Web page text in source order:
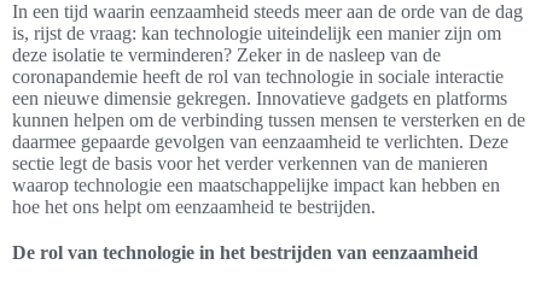
In een tijd waarin eenzaamheid steeds meer aan de orde van de dag
is, rijst de vraag: kan technologie uiteindelijk een manier zijn om
deze isolatie te verminderen? Zeker in de nasleep van de
coronapandemie heeft de rol van technologie in sociale interactie
een nieuwe dimensie gekregen. Innovatieve gadgets en platforms
kunnen helpen om de verbinding tussen mensen te versterken en de
daarmee gepaarde gevolgen van eenzaamheid te verlichten. Deze
sectie legt de basis voor het verder verkennen van de manieren
waarop technologie een maatschappelijke impact kan hebben en
hoe het ons helpt om eenzaamheid te bestrijden.
De rol van technologie in het bestrijden van eenzaamheid